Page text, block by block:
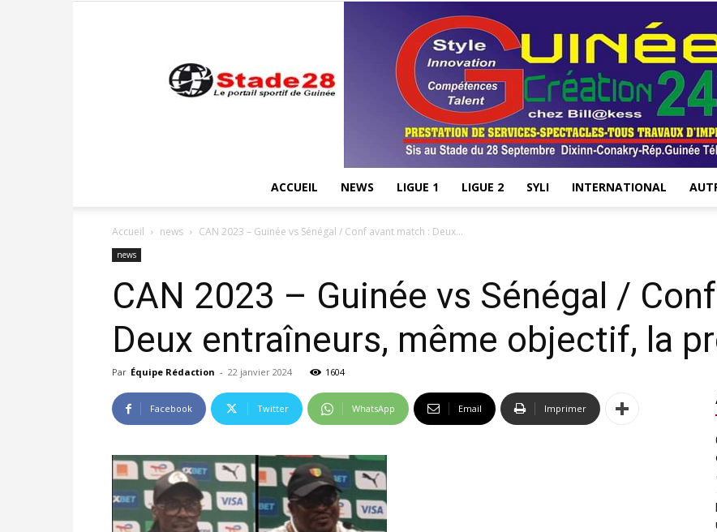
ACCUEIL NEWS LIGUE 1 LIGUE 2 SYLI INTERNATIONAL
Accueil news CAN 2023 – Guinée vs Sénégal / Conf avant match : Deux...
news
CAN 2023 – Guinée vs Sénégal /
Deux entraîneurs, même objectif, la
Par Équipe Rédaction - 22 janvier 2024 1604
Facebook Twitter WhatsApp Email Imprimer